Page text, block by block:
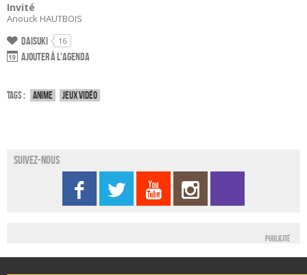
Invité
Anouck HAUTBOIS
Daisuki 16
Ajouter à l'agenda
Tags : Anime Jeux vidéo
Suivez-nous
Publicité